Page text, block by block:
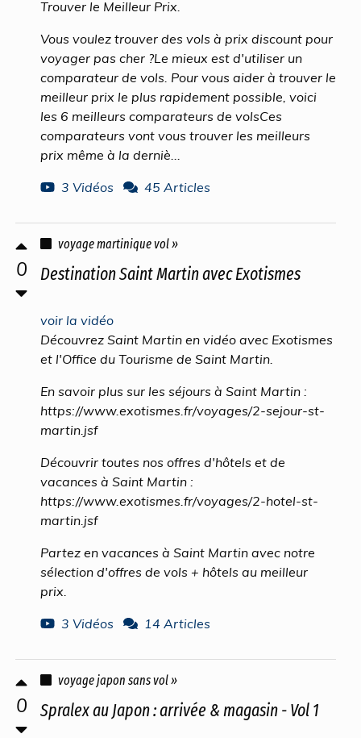
Trouver le Meilleur Prix.
Vous voulez trouver des vols à prix discount pour
voyager pas cher ?Le mieux est d'utiliser un
comparateur de vols. Pour vous aider à trouver le
meilleur prix le plus rapidement possible, voici
les 6 meilleurs comparateurs de volsCes
comparateurs vont vous trouver les meilleurs
prix même à la derniè...
3 Vidéos
45 Articles
0
voyage martinique vol »
Destination Saint Martin avec Exotismes
voir la vidéo
Découvrez Saint Martin en vidéo avec Exotismes
et l'Office du Tourisme de Saint Martin.
En savoir plus sur les séjours à Saint Martin :
https://www.exotismes.fr/voyages/2-sejour-st-
martin.jsf
Découvrir toutes nos offres d'hôtels et de
vacances à Saint Martin :
https://www.exotismes.fr/voyages/2-hotel-st-
martin.jsf
Partez en vacances à Saint Martin avec notre
sélection d'offres de vols + hôtels au meilleur
prix.
3 Vidéos
14 Articles
0
voyage japon sans vol »
Spralex au Japon : arrivée & magasin - Vol 1